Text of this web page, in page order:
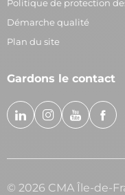
Politique de protection
Démarche qualité
Plan du site
Gardons le contact
© 2026 CMA Île-de-